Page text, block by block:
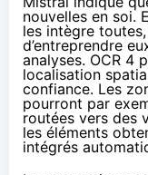
nouvelles en soi.
les intègre
d’entreprendre
analyses. OCR 4
localisation
confiance. Les
pourront par
routées vers des
les éléments
intégrés